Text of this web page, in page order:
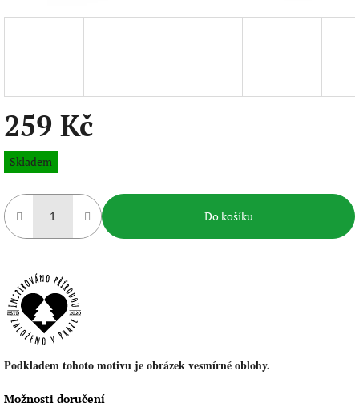
259 Kč
Měrná
cena:
Skladem
Do košíku
Podkladem tohoto motivu je obrázek vesmírné oblohy.
Možnosti doručení